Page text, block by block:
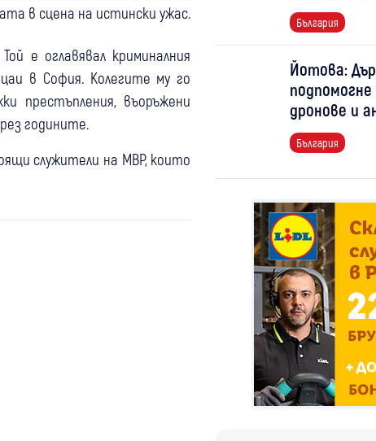
в сцена на истински ужас.
е оглавявал криминалния
в София. Колегите му го
престъпления, въоръжени
годините.
служители на МВР, които
на Банско
в болница след
България
Йотова:
дронове и
България